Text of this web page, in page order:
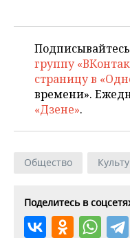
группу
страницу в
времени».
«Дзене».
Общество
Поделитесь в